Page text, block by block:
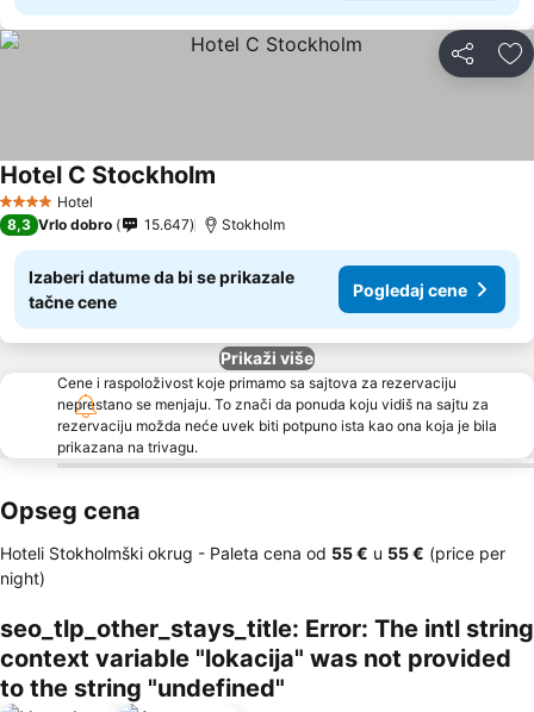
Deli
4 ZvezdiceHotel
Hotel C Stockholm
8,3 Vrlo dobro 15.647 Stokholm
Izaberi datume da bi se prikazale
tačne cene
Pogledaj cene
Prikaži više
Cene i raspoloživost koje primamo sa sajtova za rezervaciju
neprestano se menjaju. To znači da ponuda koju vidiš na sajtu za
rezervaciju možda neće uvek biti potpuno ista kao ona koja je bila
prikazana na trivagu.
Opseg cena
Hoteli Stokholmški okrug - Paleta cena od ‎55 € u ‎55 € (price per
night)
seo_tlp_other_stays_title: Error: The intl string
context variable "lokacija" was not provided
to the string "undefined"